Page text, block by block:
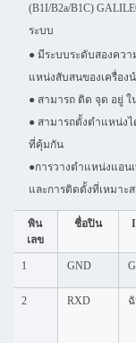
(B1I/B2a/B1C)
ระบบ
● มีระบบระดับสองควา
แหน่งสับสนของเครื่อง
● สามารถ ติด จุด อยู่ ใ
● สามารถตั้งตําแหน่ง
ที่คุ้มกัน
●การวางตําแหน่งแอ
และการติดตั้งที่เหมาะ
พิน
เลข
ชื่อปิน
1 GND G
2 RXD